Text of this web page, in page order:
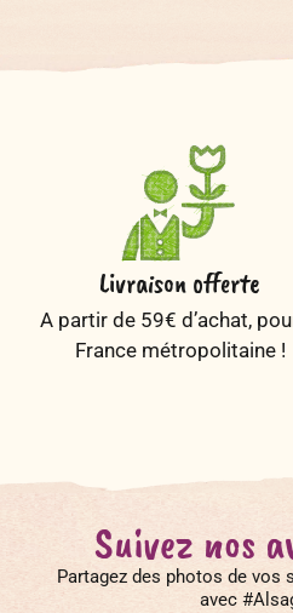
Livraison offerte
A partir de 59€ d’achat,
France métropolitaine !
Suivez nos
Partagez des photos de vos
avec